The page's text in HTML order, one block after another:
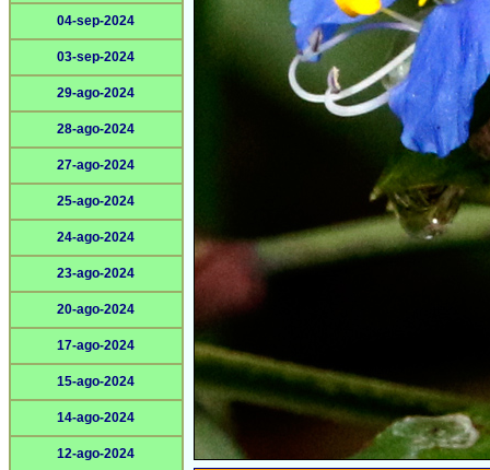
04-sep-2024
03-sep-2024
29-ago-2024
28-ago-2024
27-ago-2024
25-ago-2024
24-ago-2024
23-ago-2024
20-ago-2024
17-ago-2024
15-ago-2024
14-ago-2024
12-ago-2024